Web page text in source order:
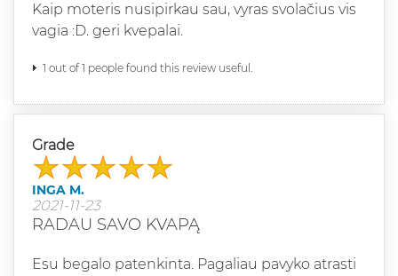
Kaip moteris nusipirkau sau, vyras svolačius vis
vagia :D. geri kvepalai.
1 out of 1 people found this review useful.
Grade
INGA M.
2021-11-23
RADAU SAVO KVAPĄ
Esu begalo patenkinta. Pagaliau pavyko atrasti